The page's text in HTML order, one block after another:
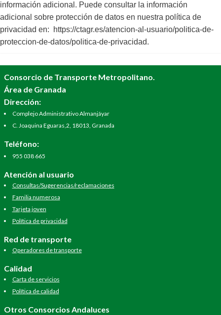
información adicional. Puede consultar la información
adicional sobre protección de datos en nuestra política de
privacidad en: https://ctagr.es/atencion-al-usuario/politica-de-
proteccion-de-datos/politica-de-privacidad.
Consorcio de Transporte Metropolitano.
Área de Granada
Dirección:
Complejo Administrativo Almanjáyar
C. Joaquina Eguaras,2, 18013, Granada
Teléfono:
955 038 665
Atención al usuario
Consultas/Sugerencias/reclamaciones
Familia numerosa
Tarjeta joven
Política de privacidad
Red de transporte
Operadores de transporte
Calidad
Carta de servicios
Política de calidad
Otros Consorcios Andaluces